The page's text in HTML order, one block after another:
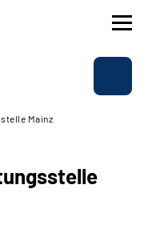
Mainz